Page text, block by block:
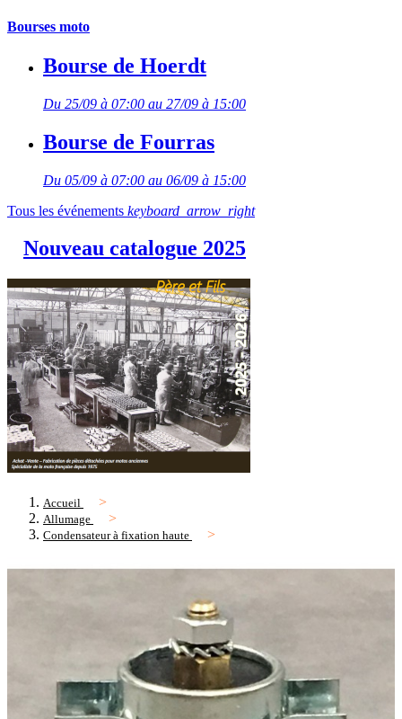
Bourses moto
Bourse de Hoerdt
Du 25/09 à 07:00 au 27/09 à 15:00
Bourse de Fourras
Du 05/09 à 07:00 au 06/09 à 15:00
Tous les événements keyboard_arrow_right
Nouveau catalogue 2025
Accueil
Allumage
Condensateur à fixation haute